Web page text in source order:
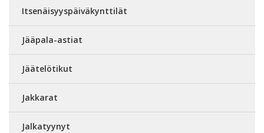
Itsenäisyyspäiväkynttilät
Jääpala-astiat
Jäätelötikut
Jakkarat
Jalkatyynyt